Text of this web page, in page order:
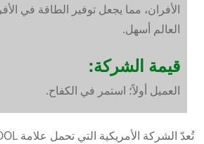
الأفران، مما يجعل توفير الطاقة في
العالم أسهل.
قيمة الشركة:
العميل أولاً؛ استمر في الكفاح.